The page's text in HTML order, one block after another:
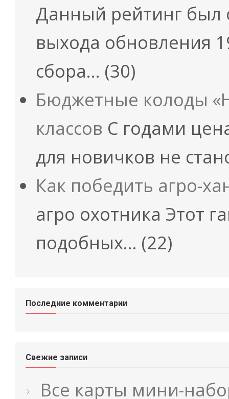
Данный рейтинг был
выхода обновления
сбора… (30)
Бюджетные колоды
классов С годами
для новичков не
Как победить агро-
агро охотника Этот
подобных… (22)
Последние комментарии
Свежие записи
Все карты мини-